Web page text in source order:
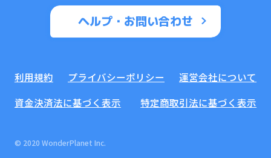
ヘルプ・お問い合わせ
利用規約 プライバシーポリシー
運営会社について
資金決済法に基づく表示
特定商取引法に基づく表示
© 2020 WonderPlanet Inc.